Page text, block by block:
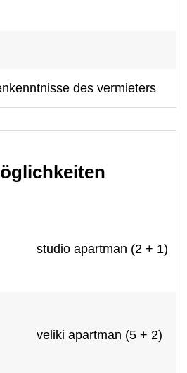
des vermieters
studio apartman (2 + 1)
veliki apartman (5 + 2)